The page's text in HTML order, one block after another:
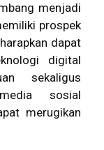
menjadi
prospek
dapat
digital
sekaligus
sosial
merugikan